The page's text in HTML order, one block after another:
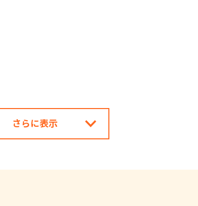
さらに表示